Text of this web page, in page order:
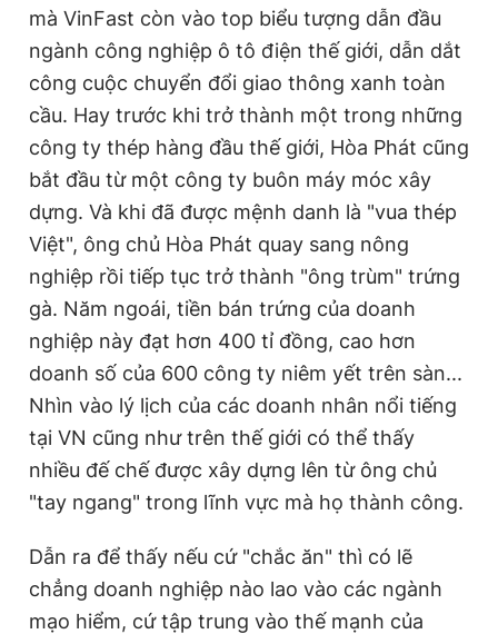
mà VinFast còn vào top biểu tượng dẫn đầu
ngành công nghiệp ô tô điện thế giới, dẫn dắt
công cuộc chuyển đổi giao thông xanh toàn
cầu. Hay trước khi trở thành một trong những
công ty thép hàng đầu thế giới, Hòa Phát cũng
bắt đầu từ một công ty buôn máy móc xây
dựng. Và khi đã được mệnh danh là "vua thép
Việt", ông chủ Hòa Phát quay sang nông
nghiệp rồi tiếp tục trở thành "ông trùm" trứng
gà. Năm ngoái, tiền bán trứng của doanh
nghiệp này đạt hơn 400 tỉ đồng, cao hơn
doanh số của 600 công ty niêm yết trên sàn...
Nhìn vào lý lịch của các doanh nhân nổi tiếng
tại VN cũng như trên thế giới có thể thấy
nhiều đế chế được xây dựng lên từ ông chủ
"tay ngang" trong lĩnh vực mà họ thành công.
Dẫn ra để thấy nếu cứ "chắc ăn" thì có lẽ
chẳng doanh nghiệp nào lao vào các ngành
mạo hiểm, cứ tập trung vào thế mạnh của